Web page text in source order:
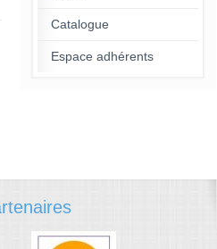
Catalogue
Espace adhérents